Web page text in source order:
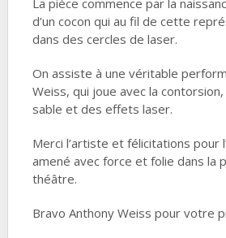
La pièce commence par la
d’un cocon qui au fil de cette
dans des cercles de laser.
On assiste à une véritable
Weiss, qui joue avec la
sable et des effets laser.
Merci l’artiste et félicitations pour
amené avec force et folie dans la
théâtre.
Bravo Anthony Weiss pour votre